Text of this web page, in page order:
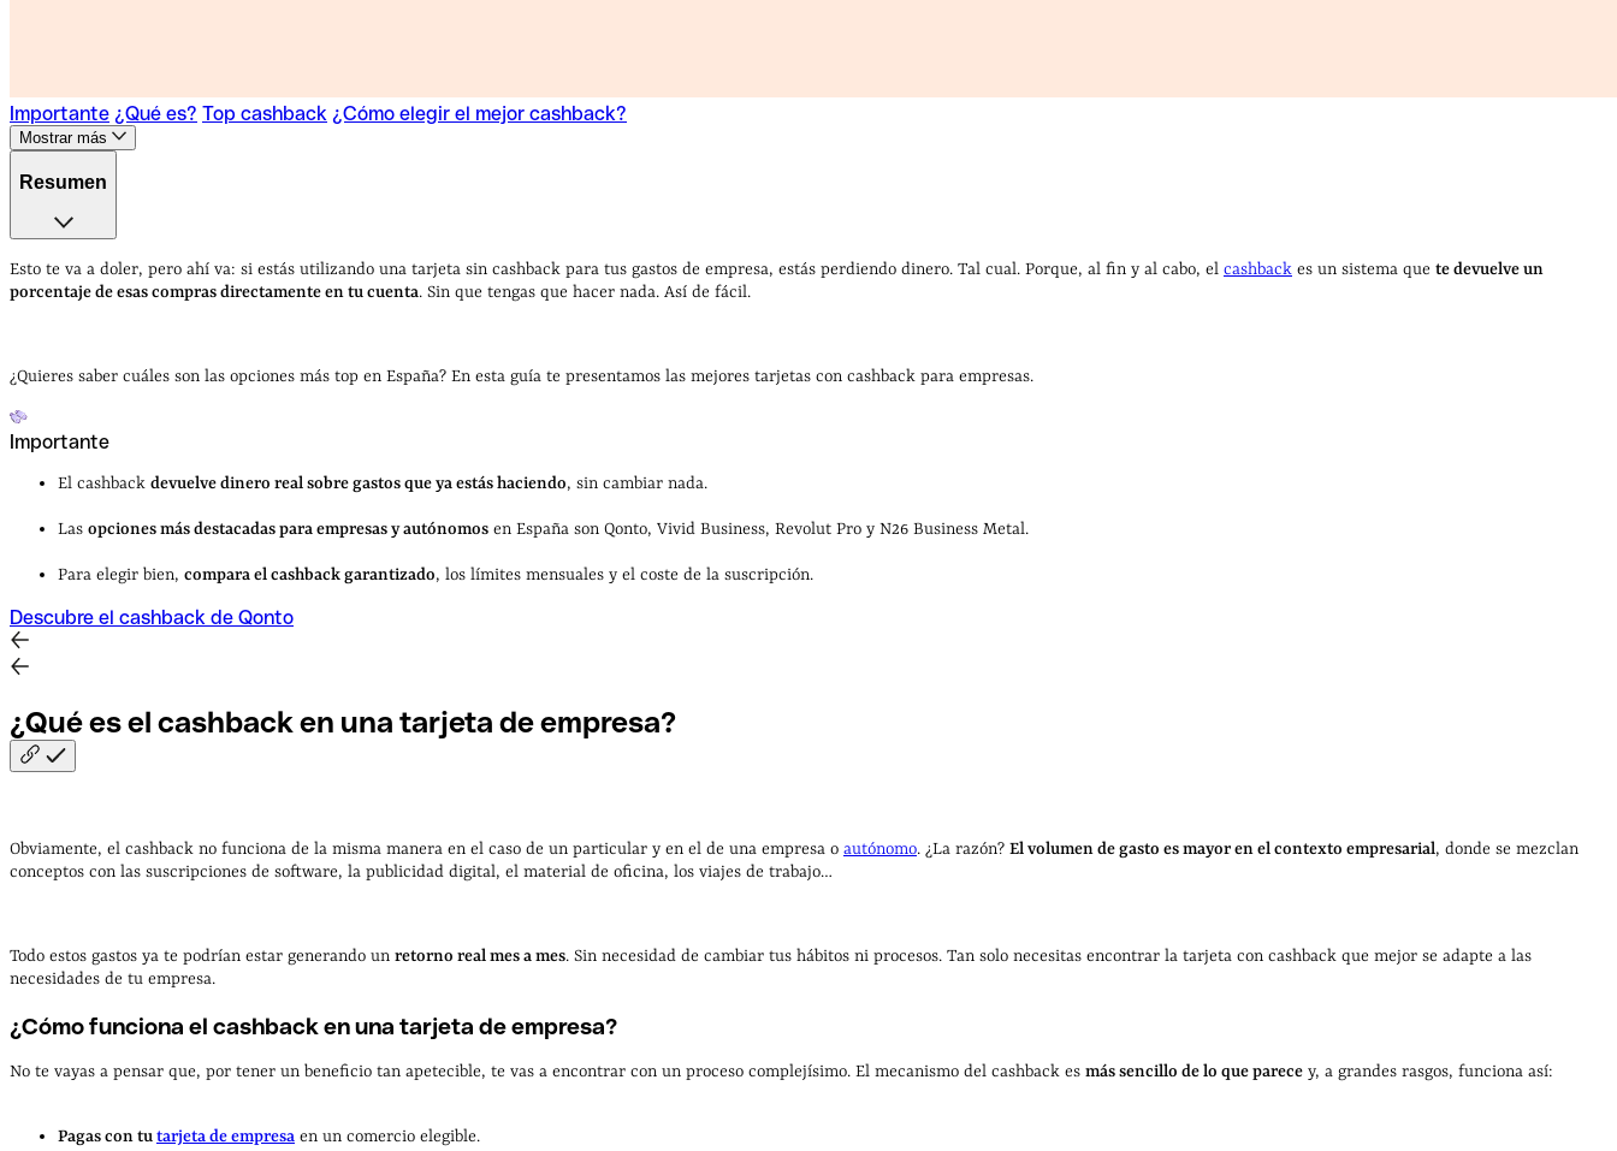
Importante ¿Qué es? Top cashback ¿Cómo elegir el mejor cashback?
Mostrar más
Resumen
Importante ¿Qué es?
Esto te va a doler, pero ahí va: si estás utilizando una tarjeta sin cashback para tus gastos de empresa, estás perdiendo dinero. Tal cual. Porque, al fin y al cabo, el cashback es un sistema que te devuelve un
porcentaje de esas compras directamente en tu cuenta. Sin que tengas que hacer nada. Así de fácil.
¿Quieres saber cuáles son las opciones más top en España? En esta guía te presentamos las mejores tarjetas con cashback para empresas.
Importante
El cashback devuelve dinero real sobre gastos que ya estás haciendo, sin cambiar nada.
Las opciones más destacadas para empresas y autónomos en España son Qonto, Vivid Business, Revolut Pro y N26 Business Metal.
Para elegir bien, compara el cashback garantizado, los límites mensuales y el coste de la suscripción.
Descubre el cashback de Qonto
¿Qué es el cashback en una tarjeta deempresa?
Obviamente, el cashback no funciona de la misma manera en el caso de un particular y en el de una empresa o autónomo. ¿La razón? El volumen de gasto es mayor en el contexto empresarial, donde se mezclan
conceptos con las suscripciones de software, la publicidad digital, el material de oficina, los viajes de trabajo…
Todo estos gastos ya te podrían estar generando un retorno real mes a mes. Sin necesidad de cambiar tus hábitos ni procesos. Tan solo necesitas encontrar la tarjeta con cashback que mejor se adapte a las
necesidades de tu empresa.
¿Cómo funciona el cashback en una tarjeta de empresa?
No te vayas a pensar que, por tener un beneficio tan apetecible, te vas a encontrar con un proceso complejísimo. El mecanismo del cashback es más sencillo de lo que parece y, a grandes rasgos, funciona así:
Pagas con tutarjeta de empresa en un comercio elegible.